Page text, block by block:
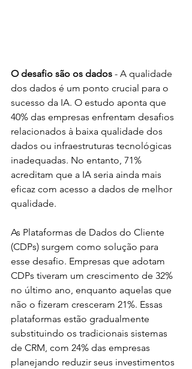
O desafio são os dados - A qualidade
dos dados é um ponto crucial para o
sucesso da IA. O estudo aponta que
40% das empresas enfrentam desafios
relacionados à baixa qualidade dos
dados ou infraestruturas tecnológicas
inadequadas. No entanto, 71%
acreditam que a IA seria ainda mais
eficaz com acesso a dados de melhor
qualidade.
As Plataformas de Dados do Cliente
(CDPs) surgem como solução para
esse desafio. Empresas que adotam
CDPs tiveram um crescimento de 32%
no último ano, enquanto aquelas que
não o fizeram cresceram 21%. Essas
plataformas estão gradualmente
substituindo os tradicionais sistemas
de CRM, com 24% das empresas
planejando reduzir seus investimentos